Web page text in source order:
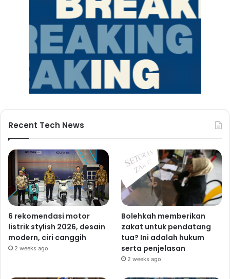
Recent Tech News
6 rekomendasi motor
listrik stylish 2026, desain
modern, ciri canggih
2 weeks ago
Bolehkah memberikan
zakat untuk pendatang
tua? Ini adalah hukum
serta penjelasan
2 weeks ago